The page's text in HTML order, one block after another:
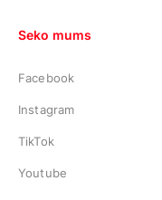
Seko mums
Facebook
Instagram
TikTok
Youtube